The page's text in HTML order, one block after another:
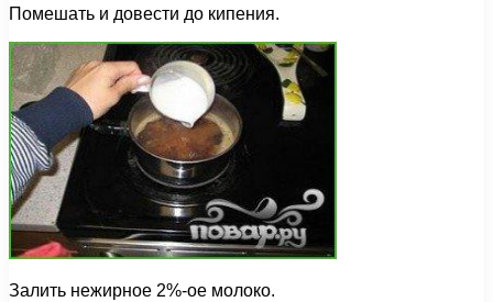
Помешать и довести до кипения.
Залить нежирное 2%-ое молоко.